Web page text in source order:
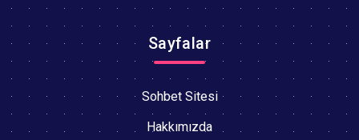
Sayfalar
Sohbet Sitesi
Hakkımızda